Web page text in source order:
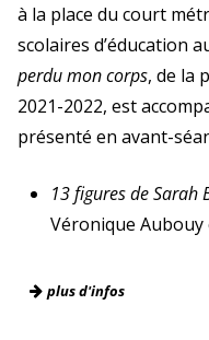
à la place du court
scolaires d’éducation
perdu mon corps, de la
2021-2022, est
présenté en avant-
13 figures de Sarah
Véronique
plus d'infos